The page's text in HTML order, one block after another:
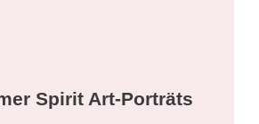
Spirit Art-Porträts